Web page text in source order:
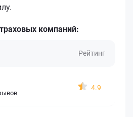
компаний:
Рейтинг
4.9